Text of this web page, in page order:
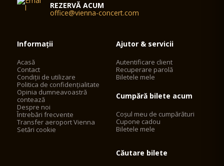
REZERVĂ ACUM
office@vienna-concert.com
Informații
Acasă
Contact
Condiții de utilizare
Politica de confidențialitate
Opinia dumneavoastră
contează
Despre noi
Întrebări frecvente
Transfer aeroport Vienna
Setări cookie
Ajutor & servicii
Autentificare client
Recuperare parolă
Biletele mele
Cumpără bilete acum
Coșul meu de cumpărături
Cupone cadou
Biletele mele
Căutare bilete